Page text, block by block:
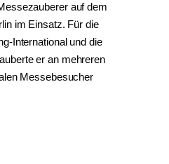
auf dem
im Einsatz. Für die
International und die
er an mehreren
Messebesucher